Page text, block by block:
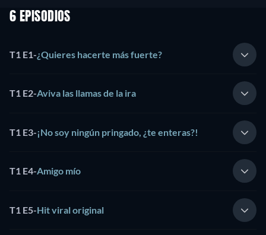
6 EPISODIOS
T1 E1-¿Quieres hacerte más fuerte?
T1 E2-Aviva las llamas de la ira
T1 E3-¡No soy ningún pringado, ¿te enteras?!
T1 E4-Amigo mío
T1 E5-Hit viral original